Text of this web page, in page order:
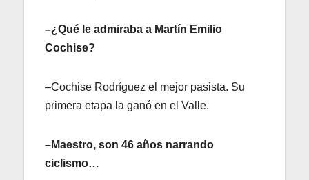
–¿Qué le admiraba a Martín Emilio
Cochise?
–Cochise Rodríguez el mejor pasista. Su
primera etapa la ganó en el Valle.
–Maestro, son 46 años narrando
ciclismo…